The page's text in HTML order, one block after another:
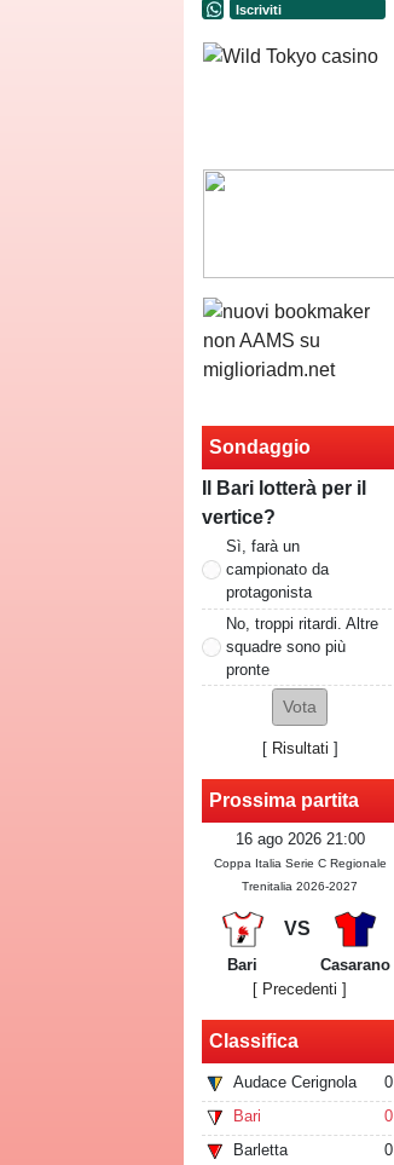
Iscriviti
Sondaggio
Il Bari lotterà per il
vertice?
Sì, farà un
campionato da
protagonista
No, troppi ritardi. Altre
squadre sono più
pronte
[ Risultati ]
Prossima partita
16 ago 2026 21:00
Coppa Italia Serie C Regionale
Trenitalia 2026-2027
VS
Bari
Casarano
[ Precedenti ]
Classifica
Audace Cerignola
0
Bari
0
Barletta
0